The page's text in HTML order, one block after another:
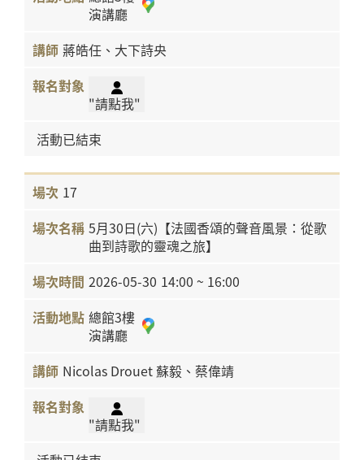
演講廳
蔣皓任、大下詩央
"請點我"
活動已結束
17
5月30日(六)【法國香頌的聲音風景：從歌
曲到詩歌的靈魂之旅】
2026-05-30 14:00 ~ 16:00
總館3樓
演講廳
Nicolas Drouet 蘇毅、蔡偉靖
"請點我"